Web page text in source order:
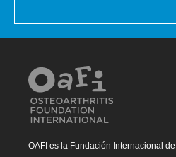
OAFI es la Fundación Internacional